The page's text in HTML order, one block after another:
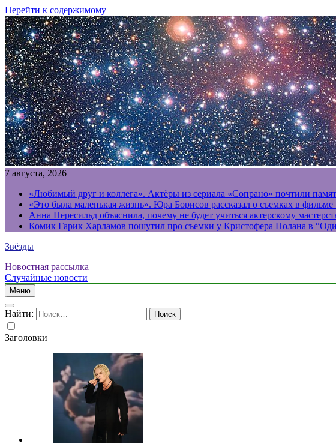
Перейти к содержимому
7 августа, 2026
«Любимый друг и коллега». Актёры из сериала «Сопрано» почтили
«Это была маленькая жизнь». Юра Борисов рассказал о съемках в фильме
Анна Пересильд объяснила, почему не будет учиться актерскому
Комик Гарик Харламов пошутил про съемки у Кристофера Нолана в
Звёзды
Новостная рассылка
Случайные новости
Меню
Найти:
Заголовки